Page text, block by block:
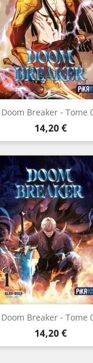
Doom Breaker - Tome
Prix
14,20 €
 Aperçu rapide
Doom Breaker - Tome
Prix
14,20 €
 Aperçu rapide